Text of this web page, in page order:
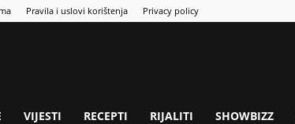
Pravila i uslovi korištenja Privacy policy
VIJESTI RECEPTI RIJALITI SHOWBIZZ